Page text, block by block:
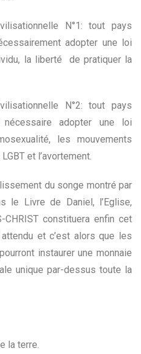
N°1: tout pays
adopter une loi
la liberté de pratiquer la
N°2: tout pays
adopter une loi
les mouvements
et l’avortement.
du songe montré par
le Livre de Daniel, l’Eglise,
CHRIST constituera enfin cet
et c’est alors que les
instaurer une monnaie
unique par-dessus toute la
la terre.